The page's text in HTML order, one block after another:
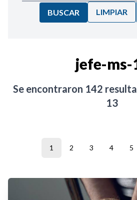
BUSCAR LIMPIAR
jefe-ms-
Se encontraron 142
13
1 2 3 4 5